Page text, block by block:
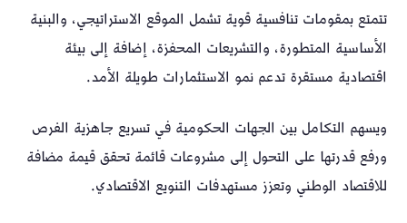
تتمتع بمقومات تنافسية قوية تشمل الموقع الاستراتيجي، والبنية
الأساسية المتطورة، والتشريعات المحفزة، إضافة إلى بيئة
اقتصادية مستقرة تدعم نمو الاستثمارات طويلة الأمد.
ويسهم التكامل بين الجهات الحكومية في تسريع جاهزية الفرص
ورفع قدرتها على التحول إلى مشروعات قائمة تحقق قيمة مضافة
للاقتصاد الوطني وتعزز مستهدفات التنويع الاقتصادي.